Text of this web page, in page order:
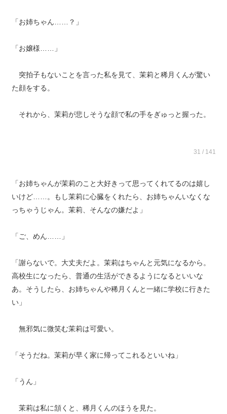
「お姉ちゃん……？」
「お嬢様……」
突拍子もないことを言った私を見て、茉莉と稀月くんが驚い
た顔をする。
それから、茉莉が悲しそうな顔で私の手をぎゅっと握った。
31 / 141
「お姉ちゃんが茉莉のこと大好きって思ってくれてるのは嬉し
いけど……。もし茉莉に心臓をくれたら、お姉ちゃんいなくな
っちゃうじゃん。茉莉、そんなの嫌だよ」
「ご、めん……」
「謝らないで。大丈夫だよ。茉莉はちゃんと元気になるから。
高校生になったら、普通の生活ができるようになるといいな
あ。そうしたら、お姉ちゃんや稀月くんと一緒に学校に行きた
い」
無邪気に微笑む茉莉は可愛い。
「そうだね。茉莉が早く家に帰ってこれるといいね」
「うん」
茉莉は私に頷くと、稀月くんのほうを見た。